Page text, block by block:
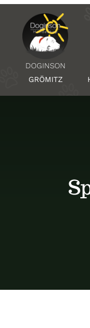
Home
Über Uns
DOGINSON
GRÖMITZ